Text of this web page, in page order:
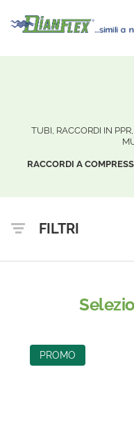
TUBI, RACCORDI IN
RACCORDI A
FILTRI
PROMO